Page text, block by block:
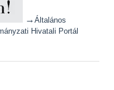
→ Általános
Hivatali Portál